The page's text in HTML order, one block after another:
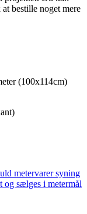
bestille noget mere
(100x114cm)